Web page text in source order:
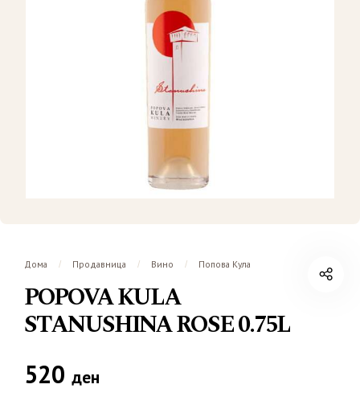
Дома / Продавница / Вино / Попова Кула
POPOVA KULA
STANUSHINA ROSE 0.75L
520 ден